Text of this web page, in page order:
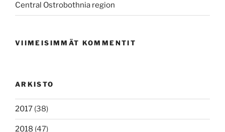
Central Ostrobothnia region
VIIMEISIMMÄT KOMMENTIT
ARKISTO
2017 (38)
2018 (47)